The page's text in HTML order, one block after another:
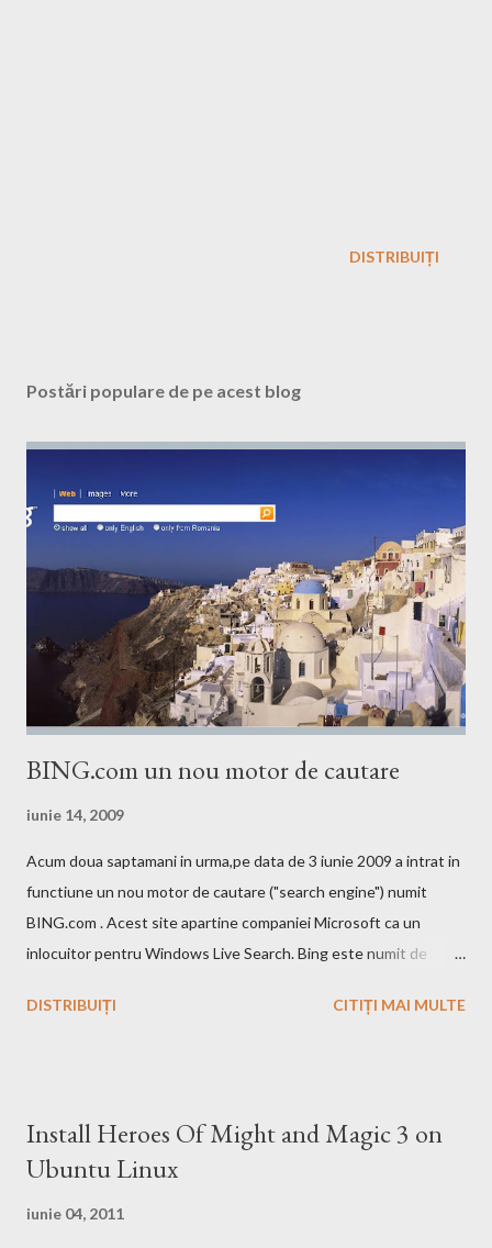
DISTRIBUIȚI
Postări populare de pe acest blog
BING.com un nou motor de cautare
iunie 14, 2009
Acum doua saptamani in urma,pe data de 3 iunie 2009 a intrat in
functiune un nou motor de cautare ("search engine") numit
BING.com . Acest site apartine companiei Microsoft ca un
inlocuitor pentru Windows Live Search. Bing este numit de
Bing da si un mic exemplu cum poti sa castigi bani de pe urma
care face acest lucru. Ramane la decizia voastra ce motor de
cautare sa folositi!
DISTRIBUIȚI CITIȚI MAI MULTE
Install Heroes Of Might and Magic 3 on
Ubuntu Linux
iunie 04, 2011